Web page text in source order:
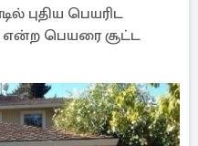
புதிய பெயரிட
என்ற பெயரை சூட்ட